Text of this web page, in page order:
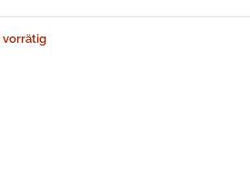
vorrätig